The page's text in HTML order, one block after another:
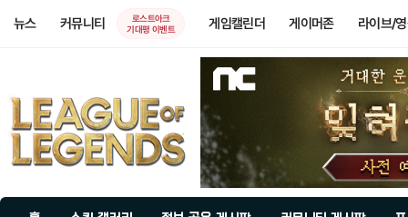
뉴스 커뮤니티
로스트아크
기대평 이벤트
게임캘린더 게이머존 라이브/